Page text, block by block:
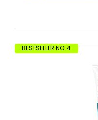
BESTSELLER NO. 4